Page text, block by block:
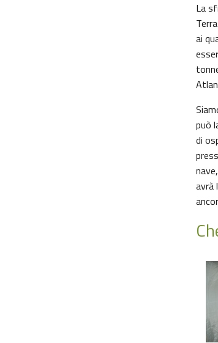
La
ai
può
di
avrà